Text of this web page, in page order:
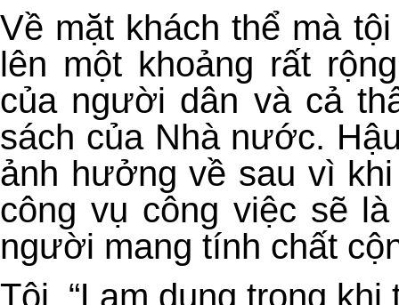
Về mặt khách thể mà
lên một khoảng rất
của người dân và cả
sách của Nhà nước.
ảnh hưởng về sau vì
công vụ công việc sẽ
người mang tính chất
Tội “Lạm dụng trong khi